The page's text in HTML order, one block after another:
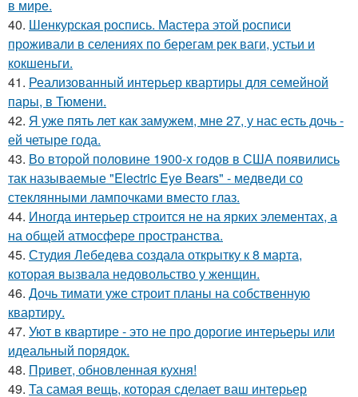
в мире.
40. Шенкурская роспись. Мастера этой росписи
проживали в селениях по берегам рек ваги, устьи и
кокшеньги.
41. Реализованный интерьер квартиры для семейной
пары, в Тюмени.
42. Я уже пять лет как замужем, мне 27, у нас есть дочь -
ей четыре года.
43. Во второй половине 1900-х годов в США появились
так называемые "Electric Eye Bears" - медведи со
стеклянными лампочками вместо глаз.
44. Иногда интерьер строится не на ярких элементах, а
на общей атмосфере пространства.
45. Студия Лебедева создала открытку к 8 марта,
которая вызвала недовольство у женщин.
46. Дочь тимати уже строит планы на собственную
квартиру.
47. Уют в квартире - это не про дорогие интерьеры или
идеальный порядок.
48. Привет, обновленная кухня!
49. Та самая вещь, которая сделает ваш интерьер